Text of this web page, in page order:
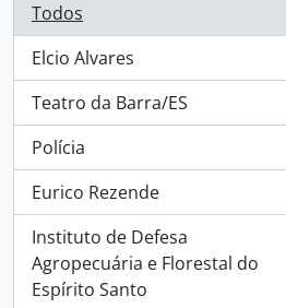
Todos
Elcio Alvares
, 4107 resultados
Teatro da Barra/ES
, 1887 resultados
Polícia
, 1806 resultados
Eurico Rezende
, 1802 resultados
Instituto de Defesa
Agropecuária e Florestal do
Espírito Santo
, 1264 resultados